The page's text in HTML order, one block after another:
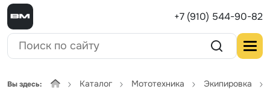
+7 (910) 544-90-82
Вы здесь: Каталог Мототехника Экипировка